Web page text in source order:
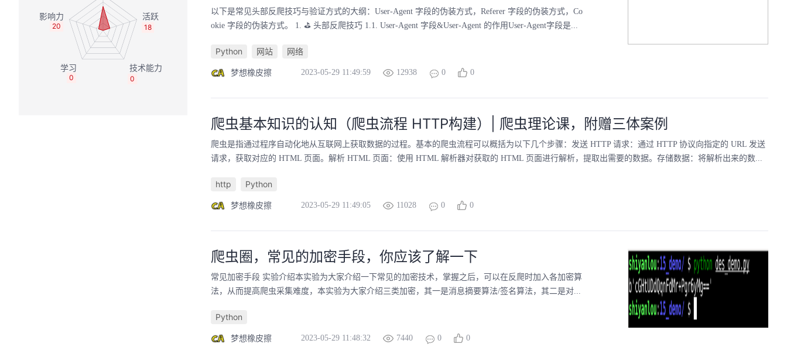
18
0
0
20
以下是常见头部反爬技巧与验证方式的大纲：User-Agent 字段的伪装方式，Referer 字段的伪装方式，Co
okie 字段的伪装方式。 1. ⛳️ 头部反爬技巧 1.1. User-Agent 字段&User-Agent 的作用User-Agent字段是...
Python 网站 网络
梦想橡皮擦 2023-05-29 11:49:59 12938 0 0
爬虫基本知识的认知（爬虫流程 HTTP构建）| 爬虫理论课，附赠三体案例
爬虫是指通过程序自动化地从互联网上获取数据的过程。基本的爬虫流程可以概括为以下几个步骤：发送 HTTP 请求：通过 HTTP 协议向指定的 URL 发送
请求，获取对应的 HTML 页面。解析 HTML 页面：使用 HTML 解析器对获取的 HTML 页面进行解析，提取出需要的数据。存储数据：将解析出来的数...
http Python
梦想橡皮擦 2023-05-29 11:49:05 11028 0 0
爬虫圈，常见的加密手段，你应该了解一下
常见加密手段 实验介绍本实验为大家介绍一下常见的加密技术，掌握之后，可以在反爬时加入各加密算
法，从而提高爬虫采集难度，本实验为大家介绍三类加密，其一是消息摘要算法/签名算法，其二是对...
Python
梦想橡皮擦 2023-05-29 11:48:32 7440 0 0